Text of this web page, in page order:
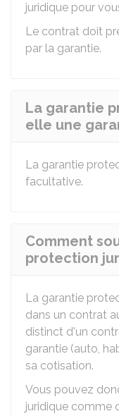
juridique pour
Le contrat doit
par la garantie.
La garantie
elle une
La garantie
facultative.
Comment
protection
La garantie
dans un contrat
distinct d'un
garantie (auto,
sa cotisation.
Vous pouvez
juridique comme